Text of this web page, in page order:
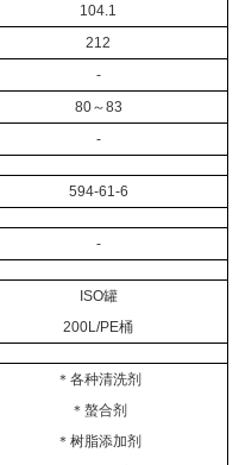
104.1
212
-
80～83
-
594-61-6
-
ISO罐
200L/PE桶
＊各种清洗剂
＊螯合剂
＊树脂添加剂